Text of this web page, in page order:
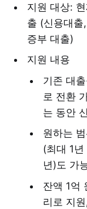
지원 대상:
출 (신용대출
증부 대출)
지원 내용
기존 대
로 전환
는 동안
원하는
(최대 1
년)도 가
잔액 1억
리로 지